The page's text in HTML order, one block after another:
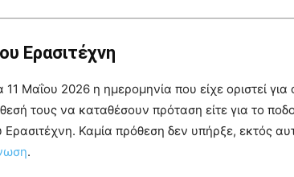
Ερασιτέχνη
Μαΐου 2026 η ημερομηνία που είχε οριστεί
τους να καταθέσουν πρόταση είτε για το
Ερασιτέχνη. Καμία πρόθεση δεν υπήρξε, εκτός
.